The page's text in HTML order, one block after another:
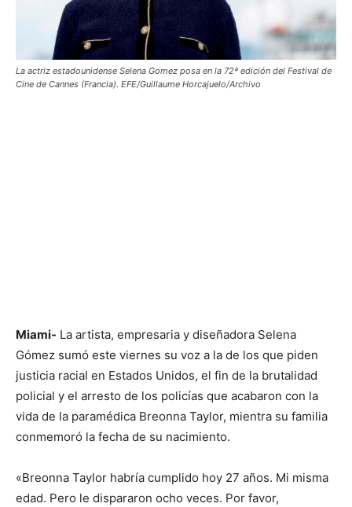
La actriz estadounidense Selena Gomez posa en la 72ª edición del Festival de
Cine de Cannes (Francia). EFE/Guillaume Horcajuelo/Archivo
Miami- La artista, empresaria y diseñadora Selena
Gómez sumó este viernes su voz a la de los que piden
justicia racial en Estados Unidos, el fin de la brutalidad
policial y el arresto de los policías que acabaron con la
vida de la paramédica Breonna Taylor, mientra su familia
conmemoró la fecha de su nacimiento.
«Breonna Taylor habría cumplido hoy 27 años. Mi misma
edad. Pero le dispararon ocho veces. Por favor,